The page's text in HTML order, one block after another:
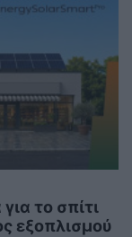
το σπίτι
εξοπλισμού